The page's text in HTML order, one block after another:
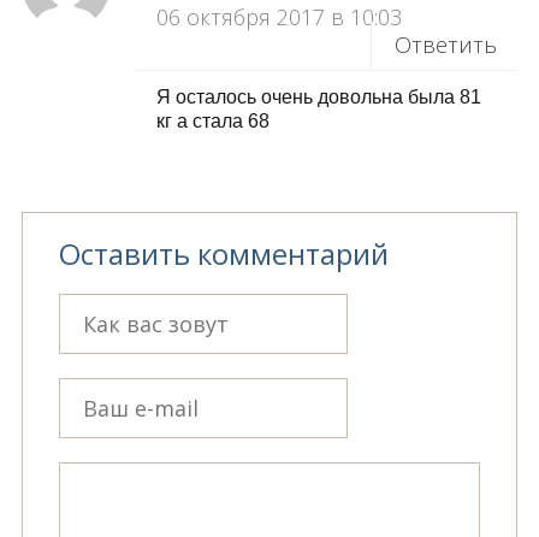
06 октября 2017 в 10:03
Ответить
Я осталось очень довольна была 81
кг а стала 68
Оставить комментарий